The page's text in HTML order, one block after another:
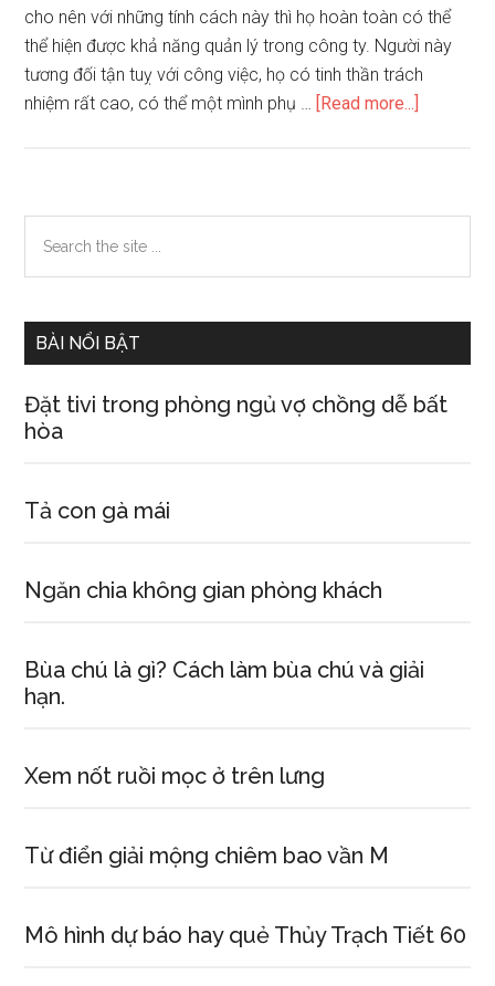
cho nên với những tính cách này thì họ hoàn toàn có thể
thể hiện được khả năng quản lý trong công ty. Người này
tương đối tận tuỵ với công việc, họ có tinh thần trách
nhiệm rất cao, có thể một mình phụ … [Read more...]
thuộc
độc
triển
có
đặc
Primary
Sidebar
the
BÀI NỔI BẬT
Đặt tivi trong phòng ngủ vợ chồng dễ bất
hòa
Tả con gà mái
Ngăn chia không gian phòng khách
Bùa chú là gì? Cách làm bùa chú và giải
hạn.
Xem nốt ruồi mọc ở trên lưng
Từ điển giải mộng chiêm bao vần M
Mô hình dự báo hay quẻ Thủy Trạch Tiết 60